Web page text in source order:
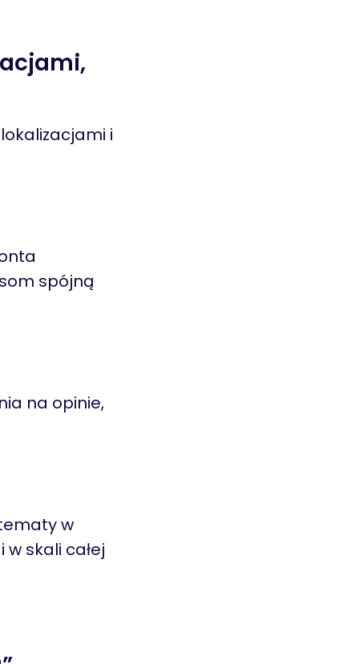
i
spójną
na opinie,
w
skali całej